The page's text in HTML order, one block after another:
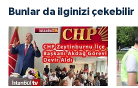
Bunlar da ilginizi çekebilir